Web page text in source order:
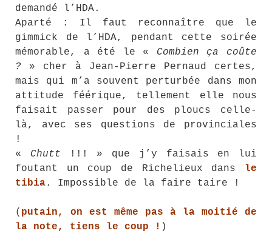
demandé l’HDA.
Aparté : Il faut reconnaître que le
gimmick de l’HDA, pendant cette soirée
mémorable, a été le « Combien ça coûte
? » cher à Jean-Pierre Pernaud certes,
mais qui m’a souvent perturbée dans mon
attitude féérique, tellement elle nous
faisait passer pour des ploucs celle-
là, avec ses questions de provinciales
!
« Chutt !!! » que j’y faisais en lui
foutant un coup de Richelieux dans le
tibia. Impossible de la faire taire !
( putain, on est même pas à la moitié de
la note, tiens le coup ! )